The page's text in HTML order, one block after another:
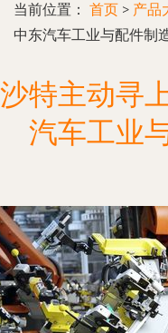
当前位置： 首页 > 产品
中东汽车工业与配件制
沙特主动寻
汽车工业